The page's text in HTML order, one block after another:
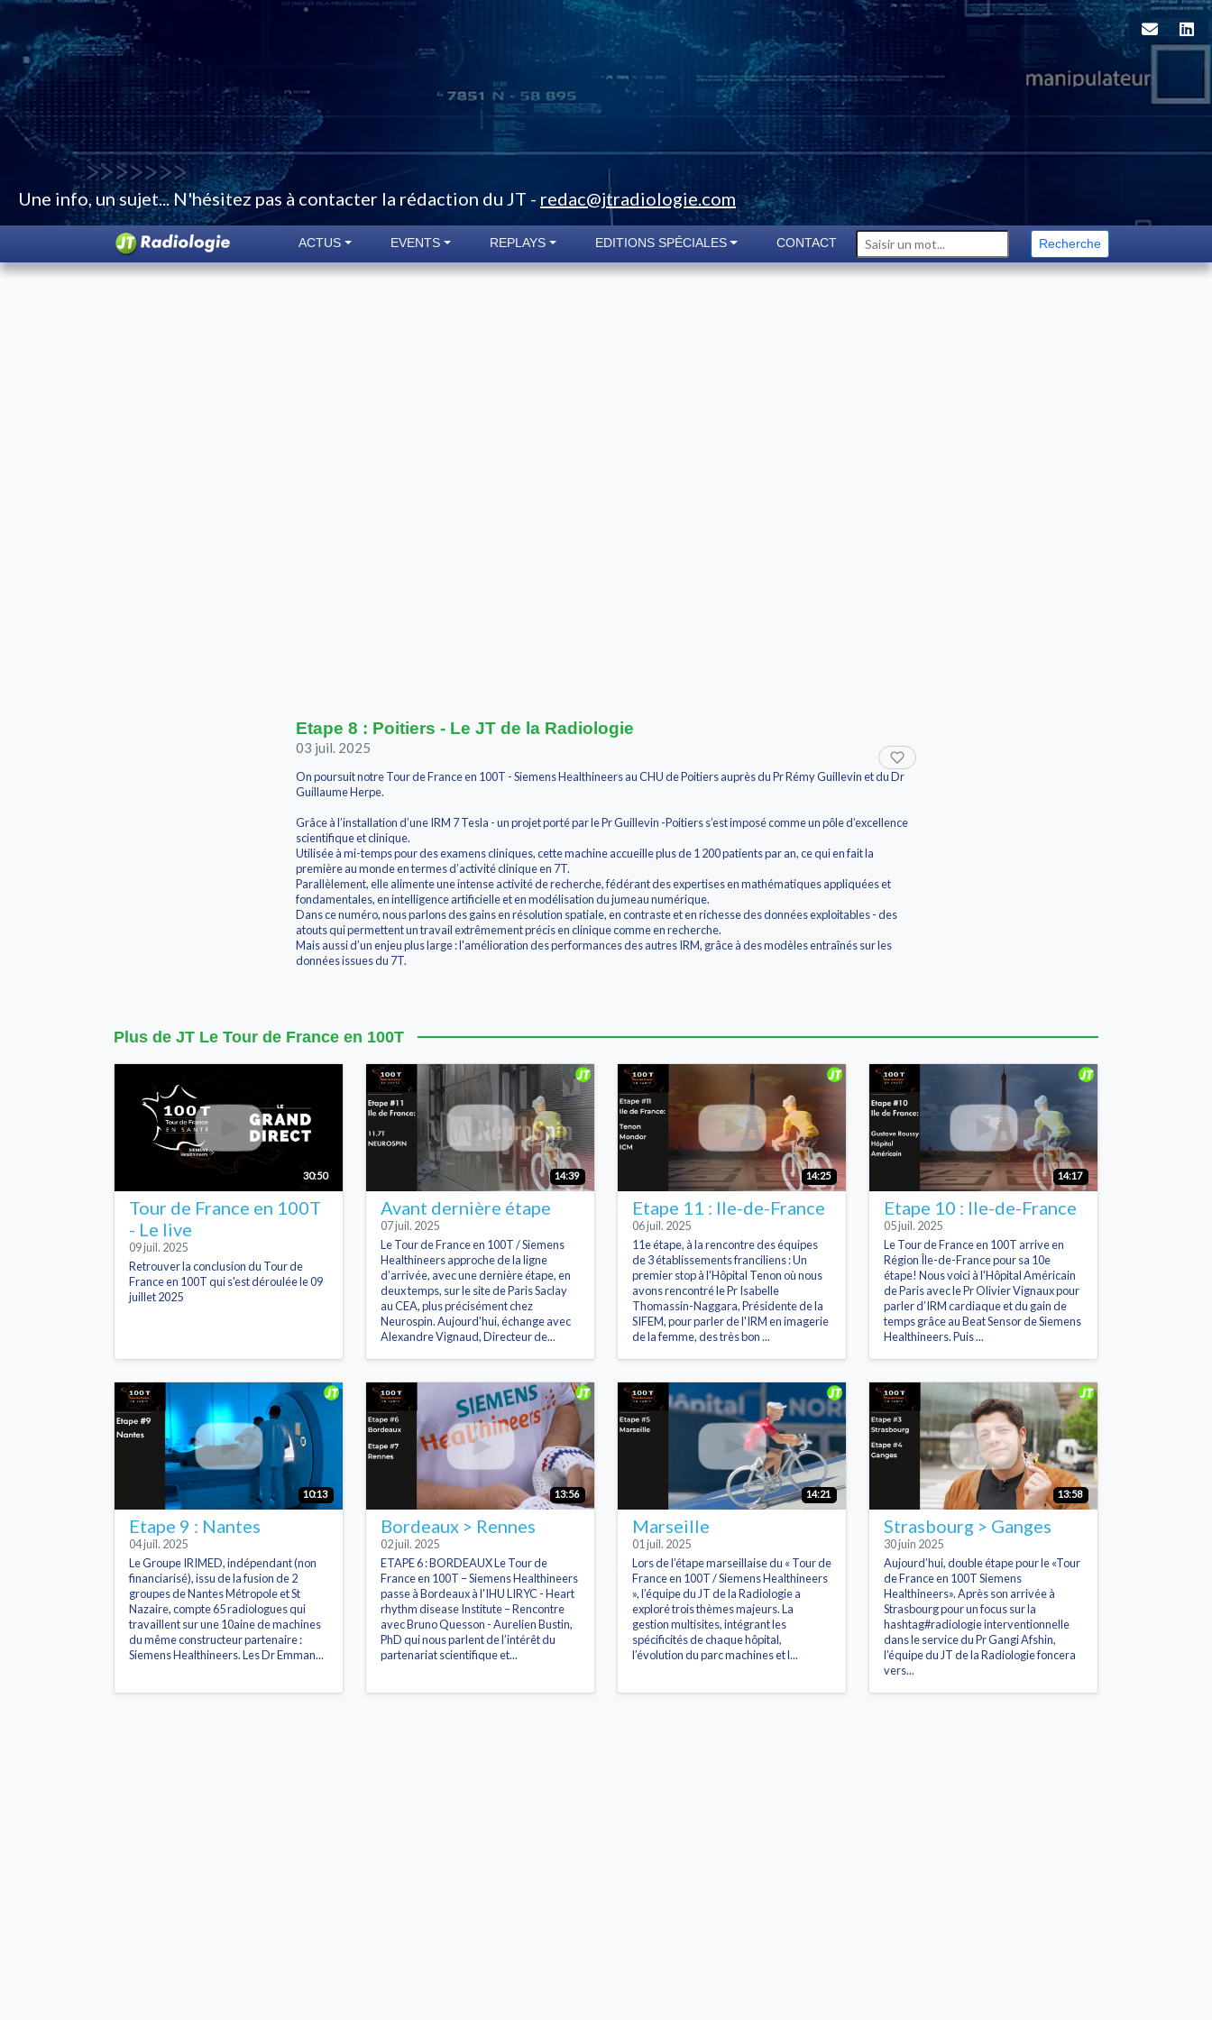
Une info, un sujet... N'hésitez pas à contacter la rédaction du JT - redac@jtradiologie.com
ACTUS EVENTS REPLAYS EDITIONS SPÉCIALES CONTACT Recherche
Etape 8 : Poitiers - Le JT de la Radiologie
03 juil. 2025
On poursuit notre Tour de France en 100T - Siemens Healthineers au CHU de Poitiers auprès du Pr Rémy Guillevin et du Dr
Guillaume Herpe.
Grâce à l’installation d’une IRM 7 Tesla - un projet porté par le Pr Guillevin -Poitiers s’est imposé comme un pôle d’excellence
scientifique et clinique.
Utilisée à mi-temps pour des examens cliniques, cette machine accueille plus de 1 200 patients par an, ce qui en fait la
première au monde en termes d’activité clinique en 7T.
Parallèlement, elle alimente une intense activité de recherche, fédérant des expertises en mathématiques appliquées et
fondamentales, en intelligence artificielle et en modélisation du jumeau numérique.
Dans ce numéro, nous parlons des gains en résolution spatiale, en contraste et en richesse des données exploitables - des
atouts qui permettent un travail extrêmement précis en clinique comme en recherche.
Mais aussi d’un enjeu plus large : l'amélioration des performances des autres IRM, grâce à des modèles entraînés sur les
données issues du 7T.
Plus de JT Le Tour de France en 100T
30:50
Tour de France en 100T
- Le live
09 juil. 2025
Retrouver la conclusion du Tour de
France en 100T qui s'est déroulée le 09
juillet 2025
14:39
Avant dernière étape
07 juil. 2025
Le Tour de France en 100T / Siemens
Healthineers approche de la ligne
d’arrivée, avec une dernière étape, en
deux temps, sur le site de Paris Saclay
au CEA, plus précisément chez
Neurospin. Aujourd'hui, échange avec
Alexandre Vignaud, Directeur de...
14:25
Etape 11 : Ile-de-France
06 juil. 2025
11e étape, à la rencontre des équipes
de 3 établissements franciliens : Un
premier stop à l'Hôpital Tenon où nous
avons rencontré le Pr Isabelle
Thomassin-Naggara, Présidente de la
SIFEM, pour parler de l'IRM en imagerie
de la femme, des très bon ...
14:17
Etape 10 : Ile-de-France
05 juil. 2025
Le Tour de France en 100T arrive en
Région Île-de-France pour sa 10e
étape! Nous voici à l'Hôpital Américain
de Paris avec le Pr Olivier Vignaux pour
parler d’IRM cardiaque et du gain de
temps grâce au Beat Sensor de Siemens
Healthineers. Puis ...
10:13
Etape 9 : Nantes
04 juil. 2025
Le Groupe IRIMED, indépendant (non
financiarisé), issu de la fusion de 2
groupes de Nantes Métropole et St
Nazaire, compte 65 radiologues qui
travaillent sur une 10aine de machines
du même constructeur partenaire :
Siemens Healthineers. Les Dr Emman...
13:56
Bordeaux > Rennes
02 juil. 2025
ETAPE 6 : BORDEAUX Le Tour de
France en 100T – Siemens Healthineers
passe à Bordeaux à l'IHU LIRYC - Heart
rhythm disease Institute – Rencontre
avec Bruno Quesson - Aurelien Bustin,
PhD qui nous parlent de l’intérêt du
partenariat scientifique et...
14:21
Marseille
01 juil. 2025
Lors de l’étape marseillaise du « Tour de
France en 100T / Siemens Healthineers
», l’équipe du JT de la Radiologie a
exploré trois thèmes majeurs. La
gestion multisites, intégrant les
spécificités de chaque hôpital,
l’évolution du parc machines et l...
13:58
Strasbourg > Ganges
30 juin 2025
Aujourd’hui, double étape pour le «Tour
de France en 100T Siemens
Healthineers». Après son arrivée à
Strasbourg pour un focus sur la
hashtag#radiologie interventionnelle
dans le service du Pr Gangi Afshin,
l’équipe du JT de la Radiologie foncera
vers...